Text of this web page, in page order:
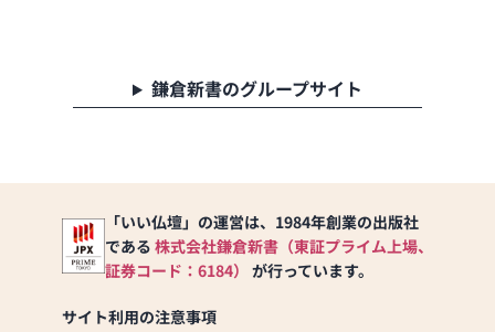
鎌倉新書のグループサイト
「いい仏壇」の運営は、1984年創業の出版社
である 株式会社鎌倉新書（東証プライム上場、
証券コード：6184） が行っています。
サイト利用の注意事項